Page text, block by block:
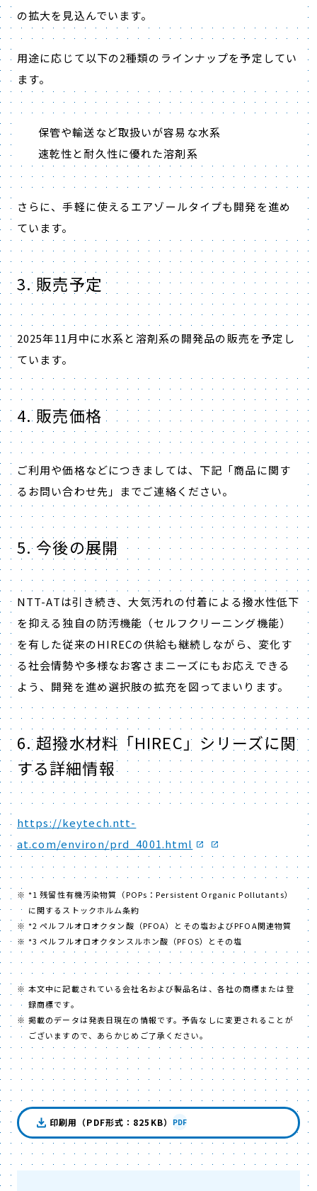
の拡大を見込んでいます。
用途に応じて以下の2種類のラインナップを予定してい
ます。
保管や輸送など取扱いが容易な水系
速乾性と耐久性に優れた溶剤系
さらに、手軽に使えるエアゾールタイプも開発を進め
ています。
3. 販売予定
2025年11月中に水系と溶剤系の開発品の販売を予定し
ています。
4. 販売価格
ご利用や価格などにつきましては、下記「商品に関す
るお問い合わせ先」までご連絡ください。
5. 今後の展開
NTT-ATは引き続き、大気汚れの付着による撥水性低下
を抑える独自の防汚機能（セルフクリーニング機能）
を有した従来のHIRECの供給も継続しながら、変化す
る社会情勢や多様なお客さまニーズにもお応えできる
よう、開発を進め選択肢の拡充を図ってまいります。
6. 超撥水材料「HIREC」シリーズに関
する詳細情報
https://keytech.ntt-
at.com/environ/prd_4001.html
*1 残留性有機汚染物質（POPs：Persistent Organic Pollutants）
に関するストックホルム条約
*2 ペルフルオロオクタン酸（PFOA）とその塩およびPFOA関連物質
*3 ペルフルオロオクタンスルホン酸（PFOS）とその塩
本文中に記載されている会社名および製品名は、各社の商標または登
録商標です。
掲載のデータは発表日現在の情報です。予告なしに変更されることが
ございますので、あらかじめご了承ください。
印刷用（PDF形式：825KB） PDF